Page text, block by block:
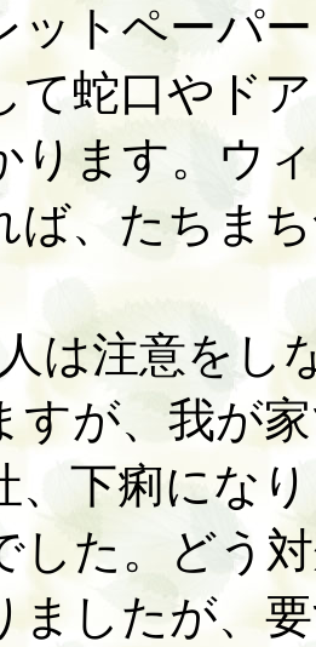
ットペーパ
て蛇口やド
ります。ウ
ば、たちま
は注意をし
すが、我が
、下痢にな
した。どう
ましたが、